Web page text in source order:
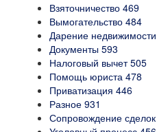
Взяточничество 469
Вымогательство 484
Дарение недвижимости
Документы 593
Налоговый вычет505
Помощь юриста 478
Приватизация 446
Разное 931
Сопровождение сделок